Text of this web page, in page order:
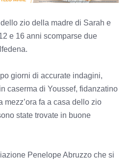
zio della madre di Sarah e
e 16 anni scomparse due
giorni di accurate indagini,
caserma di Youssef, fidanzatino
mezz’ora fa a casa dello zio
state trovate in buone
Penelope Abruzzo che si